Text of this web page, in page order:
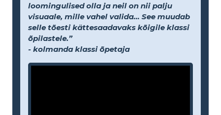
loomingulised olla ja neil on nii palju
visuaale, mille vahel valida... See muudab
selle tõesti kättesaadavaks kõigile klassi
õpilastele.”
- kolmanda klassi õpetaja